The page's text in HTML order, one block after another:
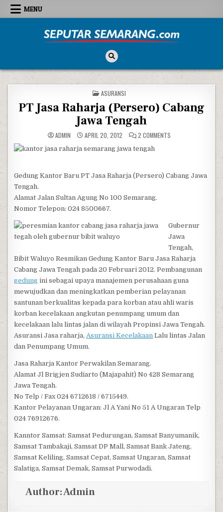
Skip to content
MENU
POSTED IN
ASURANSI
PT Jasa Raharja (Persero) Cabang
Jawa Tengah
ADMIN APRIL 20, 2012 2 COMMENTSON PT JASA
Gedung Kantor Baru PT Jasa Raharja (Persero) Cabang Jawa
Tengah.
Alamat Jalan Sultan Agung No 100 Semarang.
Nomor Telepon: 024 8500667.
Gubernur
Jawa
Tengah,
Bibit Waluyo Resmikan Gedung Kantor Baru Jasa Raharja
Cabang Jawa Tengah pada 20 Februari 2012. Pembangunan
gedung ini sebagai upaya manajemen perusahaan guna
mewujudkan dan meningkatkan pemberian pelayanan
santunan berkualitas kepada para korban atau ahli waris
korban kecelakaan angkutan penumpang umum dan
kecelakaan lalu lintas jalan di wilayah Propinsi Jawa Tengah.
Asuransi Jasa raharja,Asuransi Kecelakaan Lalu lintas Jalan
dan Penumpang Umum.
Jasa Raharja Kantor Perwakilan Semarang.
Alamat Jl Brigjen Sudiarto (Majapahit) No 428 Semarang
Jawa Tengah.
No Telp / Fax 024 6712618 / 6715449.
Kantor Pelayanan Ungaran: Jl A Yani No 51 A Ungaran Telp
024 76912676.
Kanntor Samsat: Samsat Pedurungan, Samsat Banyumanik,
Samsat Tambakaji, Samsat DP Mall, Samsat Bank Jateng,
Samsat Keliling, Samsat Cepat, Samsat Ungaran, Samsat
Salatiga, Samsat Demak, Samsat Purwodadi.
Author:Admin